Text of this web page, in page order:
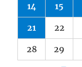
14 15
21 22
28 29